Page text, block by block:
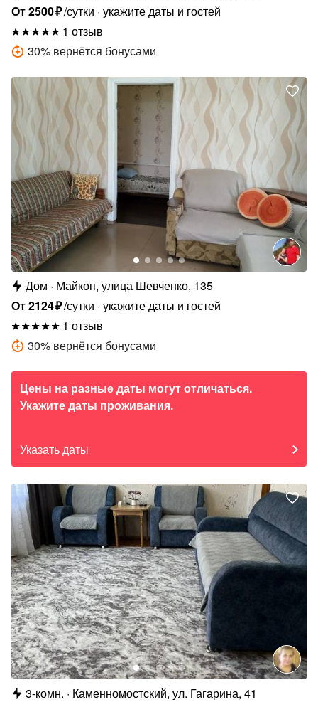
От2500₽/сутки укажите даты и гостей
1 отзыв
30% вернётся бонусами
Дом
Майкоп, улица Шевченко, 135
От2124₽/сутки укажите даты и гостей
1 отзыв
30% вернётся бонусами
Цены на разные даты могут отличаться.
Укажите даты проживания.
Указать даты
3-комн.
Каменномостский, ул. Гагарина, 41